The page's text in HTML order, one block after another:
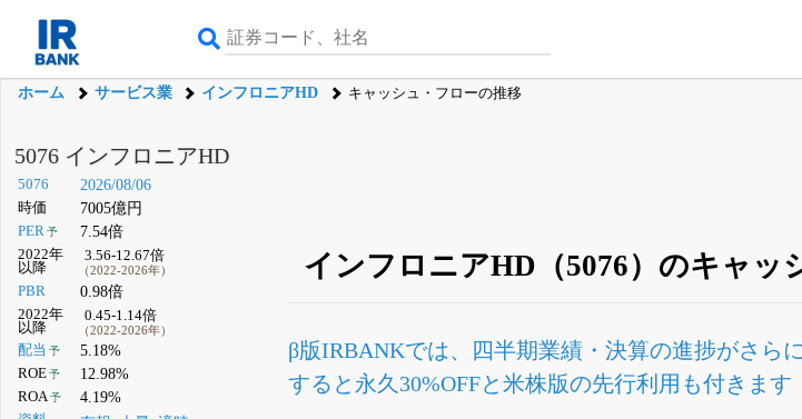
ホーム サービス業 インフロニアHD キャッシュ・フローの推移
5076 インフロニアHD
5076 2026/08/06
時価 7005億円
PER予 7.54倍
2022年
以降
3.56-12.67倍
（2022-2026年）
PBR 0.98倍
2022年
以降
0.45-1.14倍
（2022-2026年）
配当 予 5.18%
ROE予 12.98%
ROA予 4.19%
インフロニアHD（5076）のキャッ
β版IRBANKでは、 四半期業績・決算の進捗がさら
すると永久30%OFFと米株版の先行利用も付きます